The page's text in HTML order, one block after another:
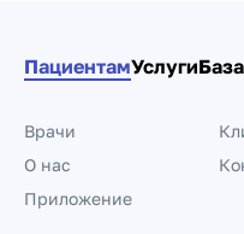
ПациентамУслуги
Врачи
О нас
Приложение